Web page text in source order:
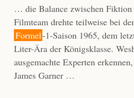
… die Balance zwischen Fiktion
Filmteam drehte teilweise bei
Formel-1-Saison 1965, dem
Liter-Ära der Königsklasse.
ausgemachte Experten
James Garner …